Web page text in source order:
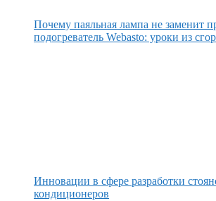
Почему паяльная лампа не заменит
подогреватель Webasto: уроки из
Инновации в сфере разработки
кондиционеров